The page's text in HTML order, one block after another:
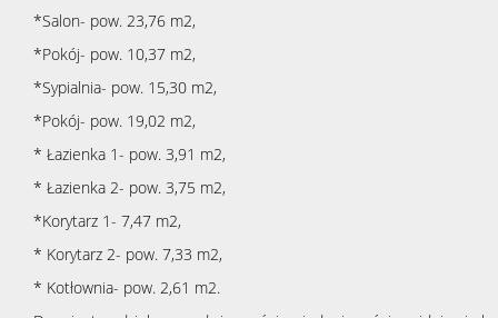
*Salon- pow. 23,76 m2,
*Pokój- pow. 10,37 m2,
*Sypialnia- pow. 15,30 m2,
*Pokój- pow. 19,02 m2,
* Łazienka 1- pow. 3,91 m2,
* Łazienka 2- pow. 3,75 m2,
*Korytarz 1- 7,47 m2,
* Korytarz 2- pow. 7,33 m2,
* Kotłownia- pow. 2,61 m2.